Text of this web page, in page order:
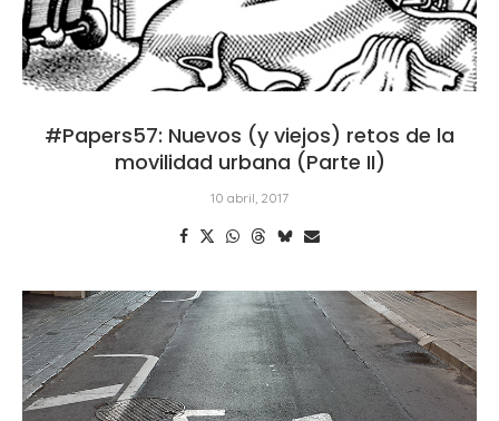
#Papers57: Nuevos (y viejos) retos de la
movilidad urbana (Parte II)
10 abril, 2017